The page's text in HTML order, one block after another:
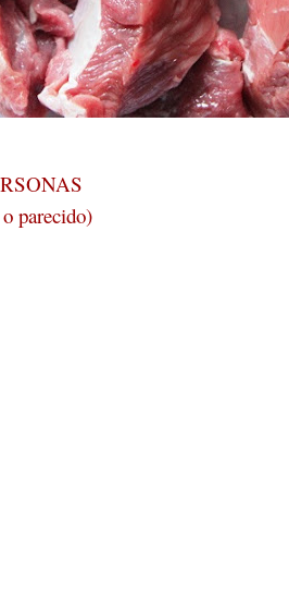
parecido)